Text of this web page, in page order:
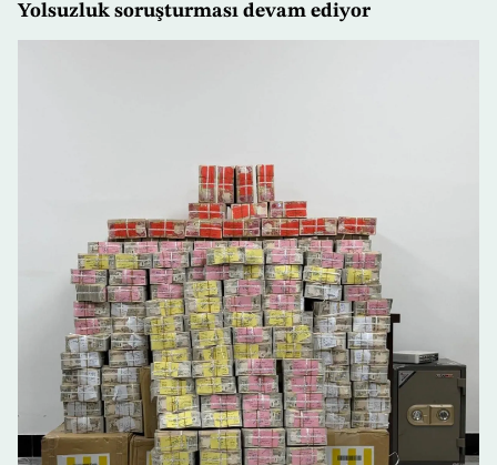
Yolsuzluk soruşturması devam ediyor